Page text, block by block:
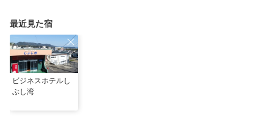
最近見た宿
ビジネスホテルし
ぶし湾